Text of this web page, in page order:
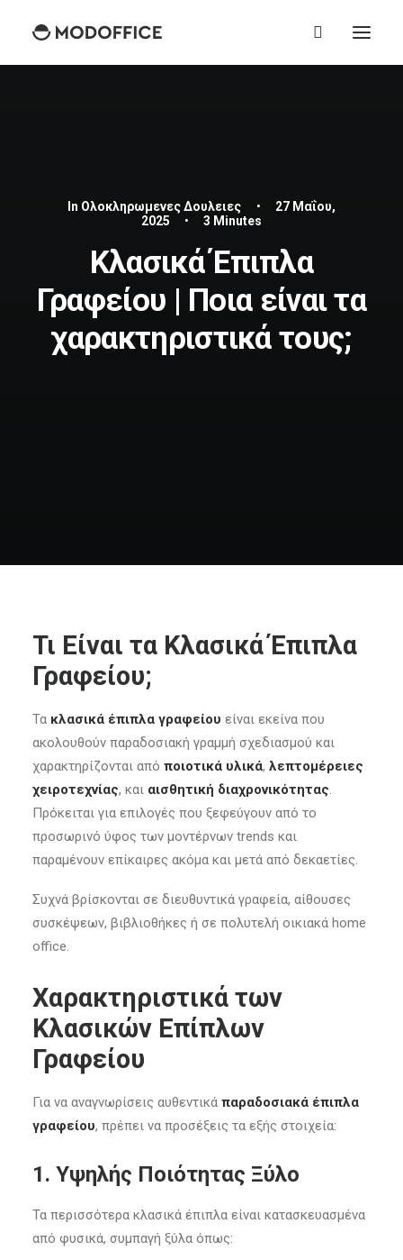
In Ολοκληρωμενες Δουλειες •
27 Μαΐου,
2025
• 3 Minutes
Κλασικά Έπιπλα
Γραφείου | Ποια είναι τα
χαρακτηριστικά τους;
Τι Είναι τα Κλασικά Έπιπλα
Γραφείου;
Τα κλασικά έπιπλα γραφείου είναι εκείνα που
ακολουθούν παραδοσιακή γραμμή σχεδιασμού και
χαρακτηρίζονται από ποιοτικά υλικά, λεπτομέρειες
χειροτεχνίας, και αισθητική διαχρονικότητας.
Πρόκειται για επιλογές που ξεφεύγουν από το
προσωρινό ύφος των μοντέρνων trends και
παραμένουν επίκαιρες ακόμα και μετά από δεκαετίες.
Συχνά βρίσκονται σε διευθυντικά γραφεία, αίθουσες
συσκέψεων, βιβλιοθήκες ή σε πολυτελή οικιακά home
office.
Χαρακτηριστικά των
Κλασικών Επίπλων
Γραφείου
Για να αναγνωρίσεις αυθεντικά παραδοσιακά έπιπλα
γραφείου, πρέπει να προσέξεις τα εξής στοιχεία:
1. Υψηλής Ποιότητας Ξύλο
Τα περισσότερα κλασικά έπιπλα είναι κατασκευασμένα
από φυσικά, συμπαγή ξύλα όπως: